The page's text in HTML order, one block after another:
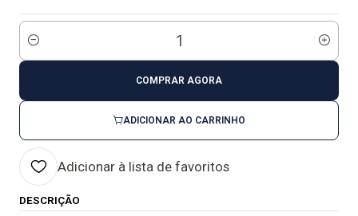
Quantidade
ADICIONAR AO CARRINHO
COMPRAR AGORA
Adicionar à lista de favoritos
DESCRIÇÃO